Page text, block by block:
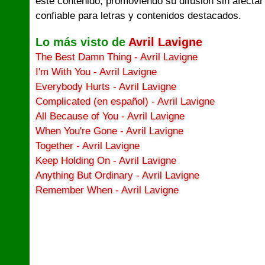
confiable para letras y contenidos destacados.
Lo más visto de Avril Lavigne
The Best Damn Thing - Avril Lavigne
I'm With You - Avril Lavigne
Everybody Hurts - Avril Lavigne
Complicated (en español) - Avril Lavigne
All Because of You - Avril Lavigne
When You're Gone - Avril Lavigne
Together - Avril Lavigne
Keep Holding On - Avril Lavigne
Anything But Ordinary - Avril Lavigne
Remember When - Avril Lavigne